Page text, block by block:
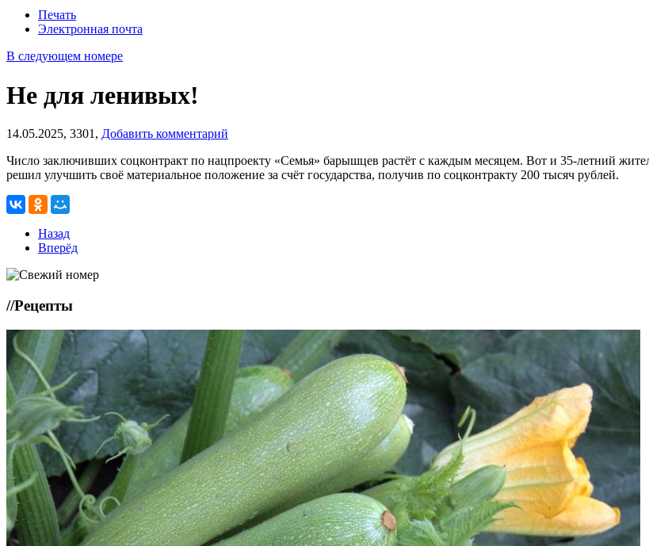
Печать
Электронная почта
В следующем номере
Не для ленивых!
14.05.2025, 3301, Добавить комментарий
Число заключивших соцконтракт по нацпроекту «Семья» барышцев растёт с каждым месяцем. Вот и 35-летний
решил улучшить своё материальное положение за счёт государства, получив по соцконтракту 200 тысяч рублей.
Назад
Вперёд
//Рецепты